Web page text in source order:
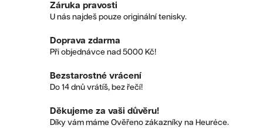
Záruka pravosti
U nás najdeš pouze originální tenisky.
Doprava zdarma
Při objednávce nad 5000 Kč!
Bezstarostné vrácení
Do 14 dnů vrátíš, bez řečí!
Děkujeme za vaši důvěru!
Díky vám máme Ověřeno zákazníky na Heuréce.